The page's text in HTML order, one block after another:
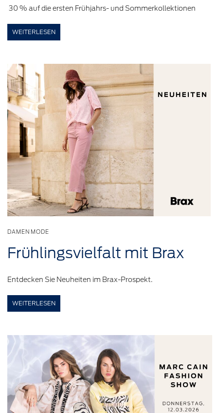
30 % auf die ersten Frühjahrs- und Sommerkollektionen
WEITERLESEN
DAMENMODE
Frühlingsvielfalt mit Brax
Entdecken Sie Neuheiten im Brax-Prospekt.
WEITERLESEN